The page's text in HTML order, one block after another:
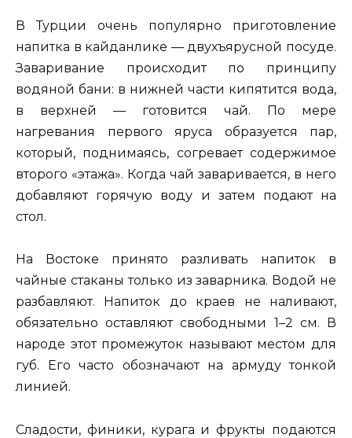
В Турции очень популярно приготовление
напитка в кайданлике — двухъярусной посуде.
Заваривание происходит по принципу
водяной бани: в нижней части кипятится вода,
в верхней — готовится чай. По мере
нагревания первого яруса образуется пар,
который, поднимаясь, согревает содержимое
второго «этажа». Когда чай заваривается, в него
добавляют горячую воду и затем подают на
стол.
На Востоке принято разливать напиток в
чайные стаканы только из заварника. Водой не
разбавляют. Напиток до краев не наливают,
обязательно оставляют свободными 1–2 см. В
народе этот промежуток называют местом для
губ. Его часто обозначают на армуду тонкой
линией.
Сладости, финики, курага и фрукты подаются